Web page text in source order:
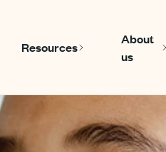
Show submenu for Solutions
Resources
Show
About
us